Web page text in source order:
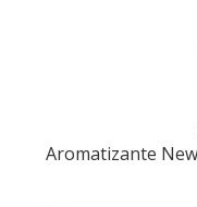
Aromatizante